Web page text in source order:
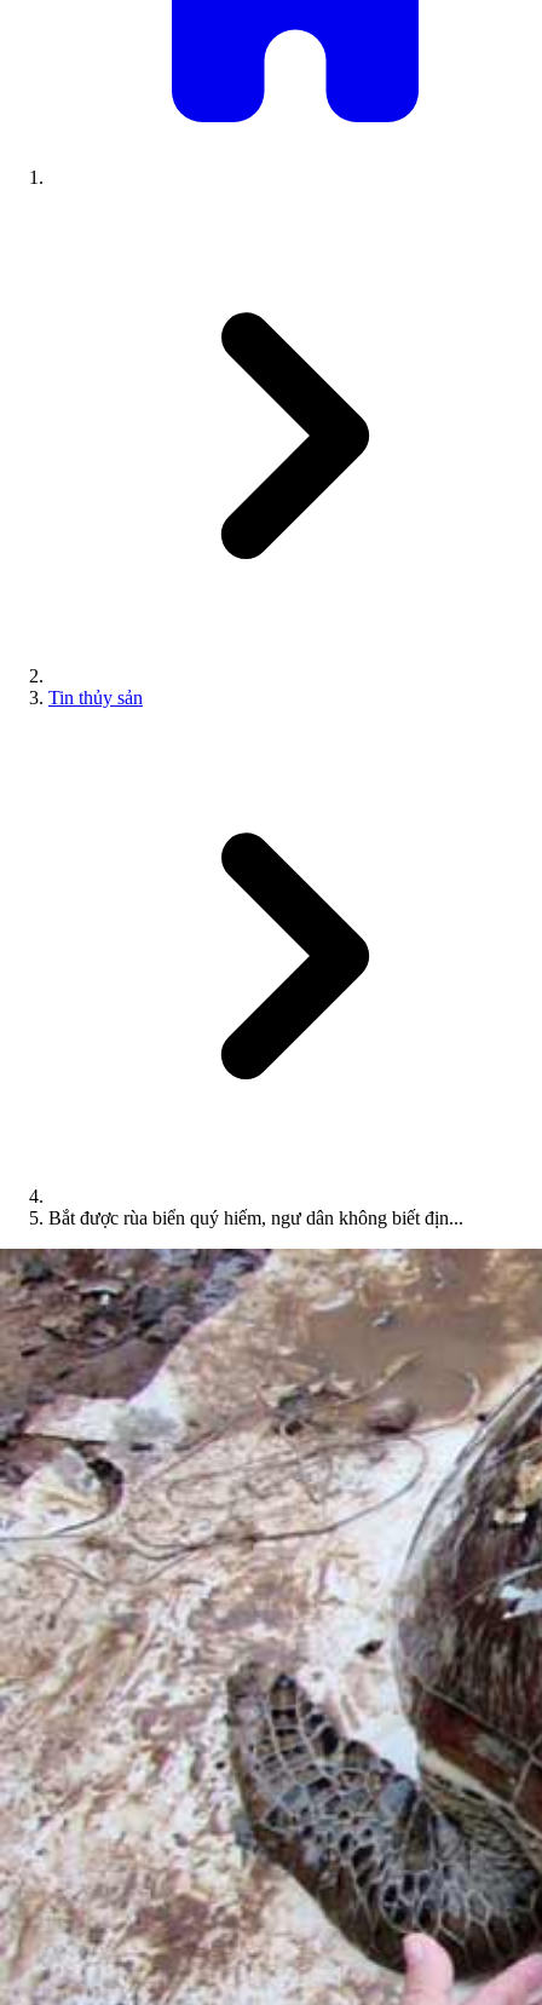
Tin thủy sản
Bắt được rùa biển quý hiếm, ngư dân không biết địn...